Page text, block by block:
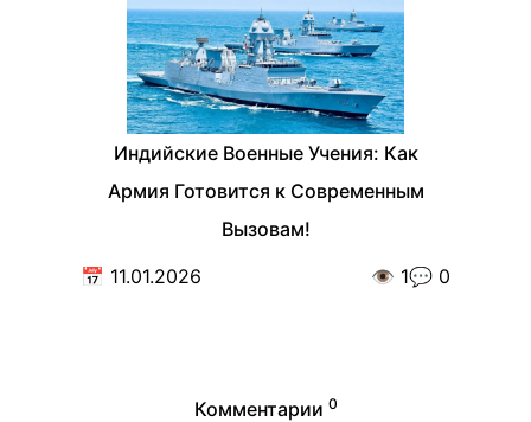
Индийские Военные Учения: Как
Армия Готовится к Современным
Вызовам!
📅 11.01.2026 👁️ 1💬 0
Комментарии 0